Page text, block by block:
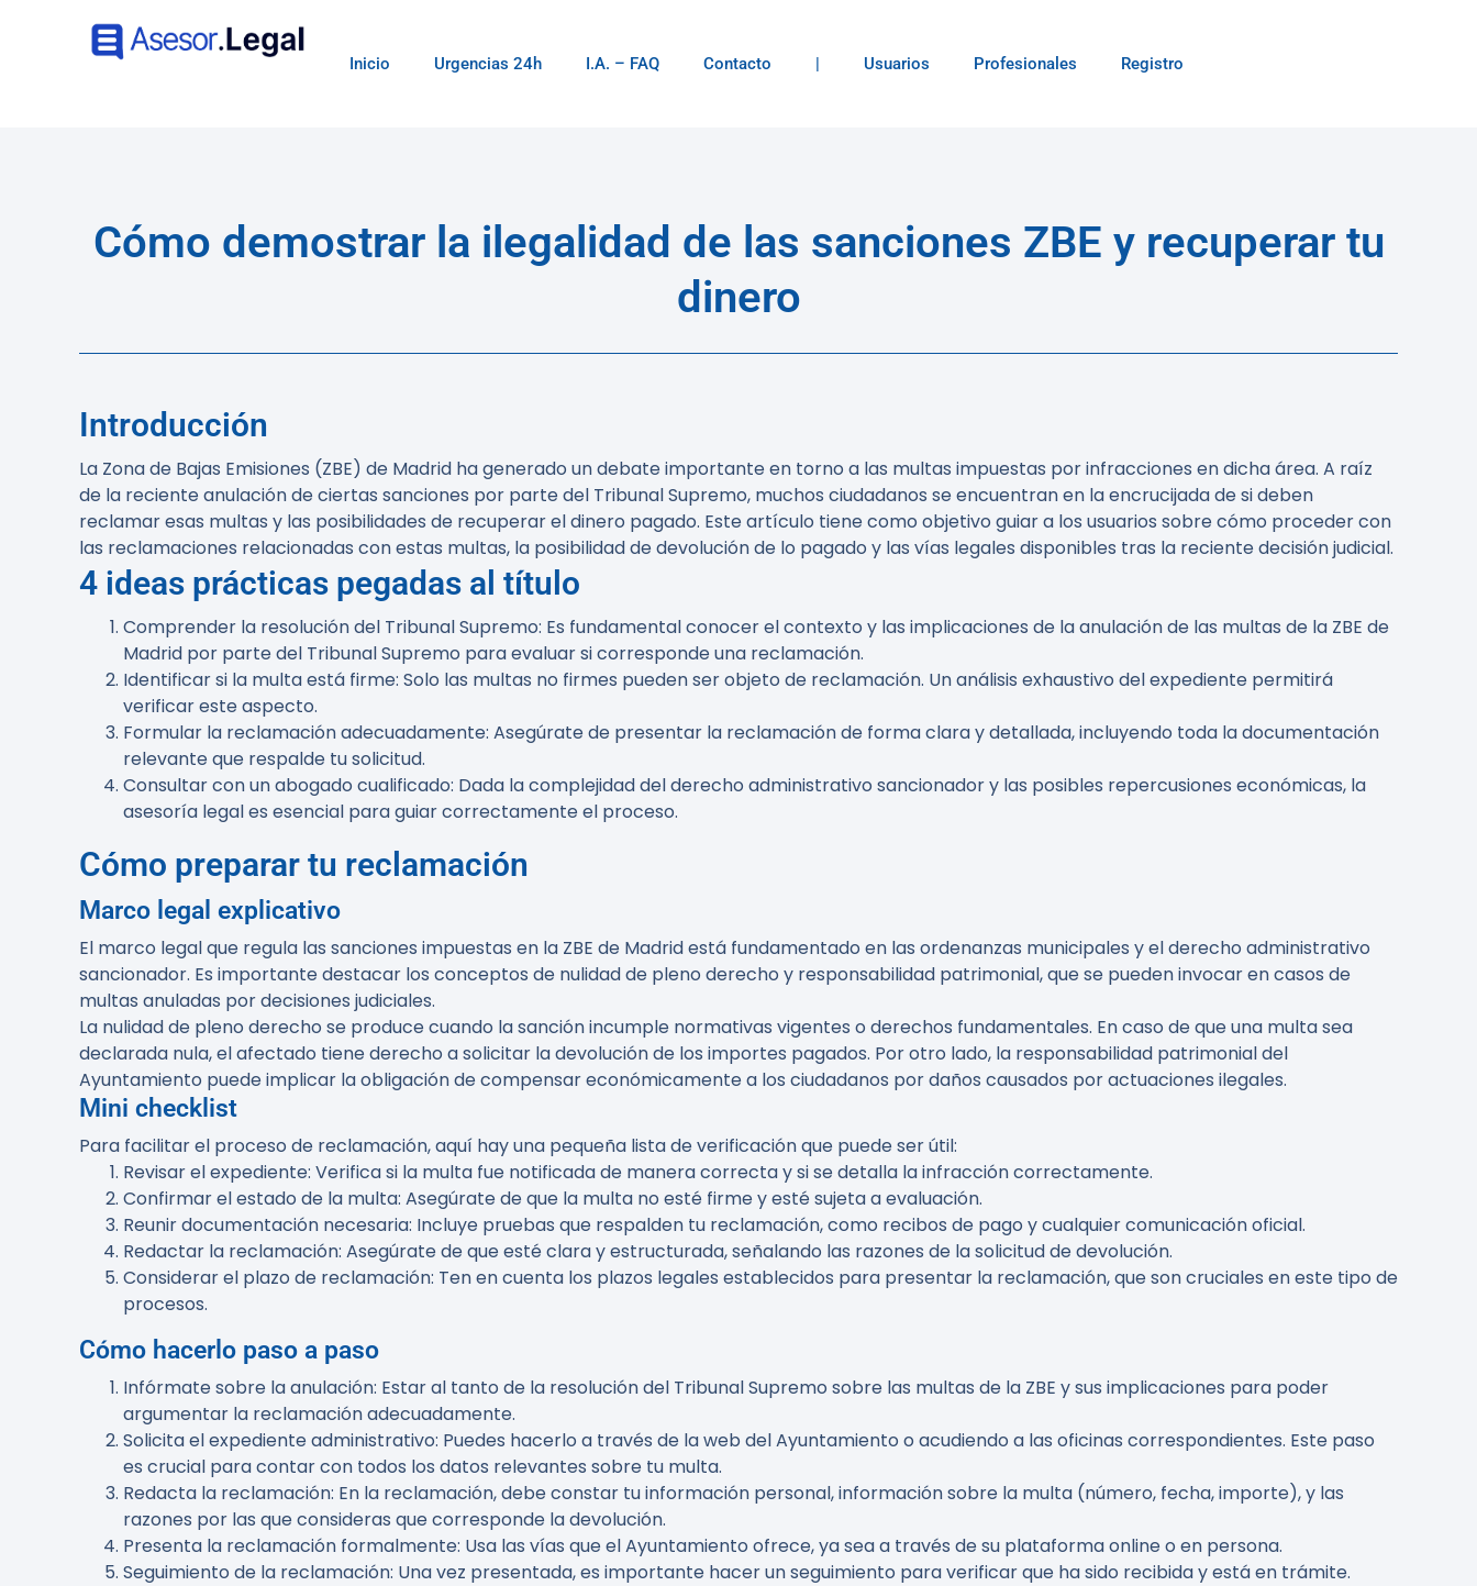
Inicio Urgencias 24h I.A. – FAQ Contacto | Usuarios Profesionales Registro
Cómo demostrar la ilegalidad de las sanciones ZBE y recuperar tu
dinero
Introducción
La Zona de Bajas Emisiones (ZBE) de Madrid ha generado un debate importante en torno a las multas impuestas por infracciones en dicha área. A raíz
de la reciente anulación de ciertas sanciones por parte del Tribunal Supremo, muchos ciudadanos se encuentran en la encrucijada de si deben
reclamar esas multas y las posibilidades de recuperar el dinero pagado. Este artículo tiene como objetivo guiar a los usuarios sobre cómo proceder con
las reclamaciones relacionadas con estas multas, la posibilidad de devolución de lo pagado y las vías legales disponibles tras la reciente decisión judicial.
4 ideas prácticas pegadas al título
Comprender la resolución del Tribunal Supremo: Es fundamental conocer el contexto y las implicaciones de la anulación de las multas de la ZBE de
Madrid por parte del Tribunal Supremo para evaluar si corresponde una reclamación.
Identificar si la multa está firme: Solo las multas no firmes pueden ser objeto de reclamación. Un análisis exhaustivo del expediente permitirá
verificar este aspecto.
Formular la reclamación adecuadamente: Asegúrate de presentar la reclamación de forma clara y detallada, incluyendo toda la documentación
relevante que respalde tu solicitud.
Consultar con un abogado cualificado: Dada la complejidad del derecho administrativo sancionador y las posibles repercusiones económicas, la
asesoría legal es esencial para guiar correctamente el proceso.
Cómo preparar tu reclamación
Marco legal explicativo
El marco legal que regula las sanciones impuestas en la ZBE de Madrid está fundamentado en las ordenanzas municipales y el derecho administrativo
sancionador. Es importante destacar los conceptos de nulidad de pleno derecho y responsabilidad patrimonial, que se pueden invocar en casos de
multas anuladas por decisiones judiciales.
La nulidad de pleno derecho se produce cuando la sanción incumple normativas vigentes o derechos fundamentales. En caso de que una multa sea
declarada nula, el afectado tiene derecho a solicitar la devolución de los importes pagados. Por otro lado, la responsabilidad patrimonial del
Ayuntamiento puede implicar la obligación de compensar económicamente a los ciudadanos por daños causados por actuaciones ilegales.
Mini checklist
Para facilitar el proceso de reclamación, aquí hay una pequeña lista de verificación que puede ser útil:
Revisar el expediente: Verifica si la multa fue notificada de manera correcta y si se detalla la infracción correctamente.
Confirmar el estado de la multa: Asegúrate de que la multa no esté firme y esté sujeta a evaluación.
Reunir documentación necesaria: Incluye pruebas que respalden tu reclamación, como recibos de pago y cualquier comunicación oficial.
Redactar la reclamación: Asegúrate de que esté clara y estructurada, señalando las razones de la solicitud de devolución.
Considerar el plazo de reclamación: Ten en cuenta los plazos legales establecidos para presentar la reclamación, que son cruciales en este tipo de
procesos.
Cómo hacerlo paso a paso
Infórmate sobre la anulación: Estar al tanto de la resolución del Tribunal Supremo sobre las multas de la ZBE y sus implicaciones para poder
argumentar la reclamación adecuadamente.
Solicita el expediente administrativo: Puedes hacerlo a través de la web del Ayuntamiento o acudiendo a las oficinas correspondientes. Este paso
es crucial para contar con todos los datos relevantes sobre tu multa.
Redacta la reclamación: En la reclamación, debe constar tu información personal, información sobre la multa (número, fecha, importe), y las
razones por las que consideras que corresponde la devolución.
Presenta la reclamación formalmente: Usa las vías que el Ayuntamiento ofrece, ya sea a través de su plataforma online o en persona.
Seguimiento de la reclamación: Una vez presentada, es importante hacer un seguimiento para verificar que ha sido recibida y está en trámite.